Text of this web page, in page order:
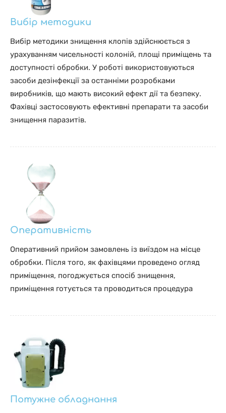
Вибір методики
Вибір методики знищення клопів здійснюється з
урахуванням чисельності колоній, площі приміщень та
доступності обробки. У роботі використовуються
засоби дезінфекції за останніми розробками
виробників, що мають високий ефект дії та безпеку.
Фахівці застосовують ефективні препарати та засоби
знищення паразитів.
Оперативність
Оперативний прийом замовлень із виїздом на місце
обробки. Після того, як фахівцями проведено огляд
приміщення, погоджується спосіб знищення,
приміщення готується та проводиться процедура
Потужне обладнання